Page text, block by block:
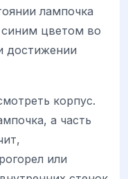
лампочка
цветом во
достижении
корпус.
а часть
или